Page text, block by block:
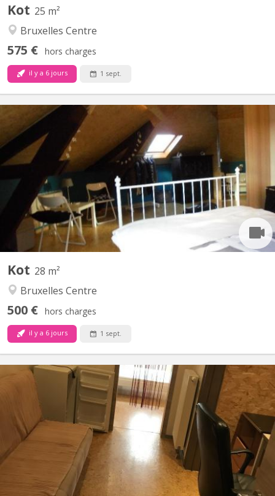
Kot 25 m²
Bruxelles Centre
575 € hors charges
il y a 6 jours 1 sept.
Kot 28 m²
Bruxelles Centre
500 € hors charges
il y a 6 jours 1 sept.
grote kamer met hangmat, gemeubelde studentenkamer, keuken
gedeeld door max 5, douche/badkamer met 2, frigo op verdiep,
electriciteitkamer 0, 38euro ( enkel voor privé gebruik van
electriciteit, licht en stopcontacten, de rest zijn vaste kosten),
fiber internet, centrum van Brussel inclusief...
BK 20204
Plein centre dans une résidence d’étudiants de Max 11, 2 cuisines
et 2 salles de bains, 6 salles de douches, toilettes sur chaque
étage, wifi high débit